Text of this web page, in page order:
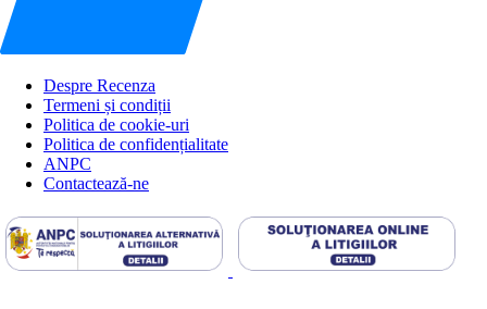
Despre Recenza
Termeni și condiții
Politica de cookie-uri
Politica de confidențialitate
ANPC
Contactează-ne